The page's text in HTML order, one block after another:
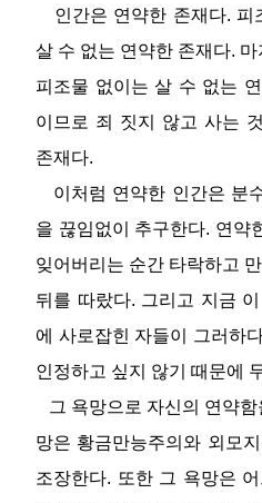
인간은 연약한 존재다. 피
살 수 없는 연약한 존재다.
피조물 없이는 살 수 없는
이므로 죄 짓지 않고 사는
존재다.
이처럼 연약한 인간은 분
을 끊임없이 추구한다. 연약
잊어버리는 순간 타락하고
뒤를 따랐다. 그리고 지금
에 사로잡힌 자들이 그러하
인정하고 싶지 않기 때문에
그 욕망으로 자신의 연약
망은 황금만능주의와 외모
조장한다. 또한 그 욕망은